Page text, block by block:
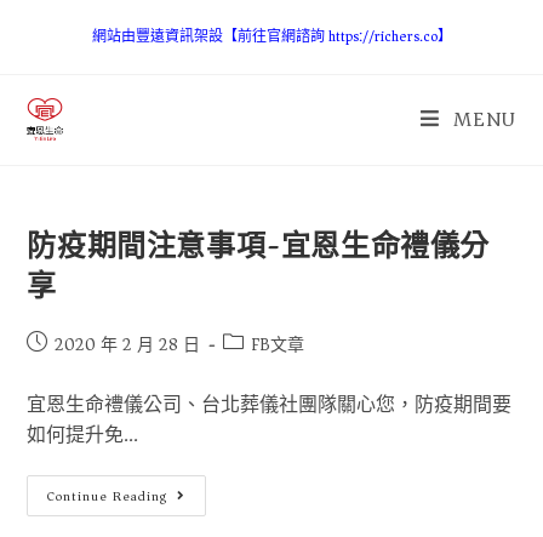
網站由豐遠資訊架設【前往官網諮詢 https://richers.co】
MENU
防疫期間注意事項-宜恩生命禮儀分
享
2020 年 2 月 28 日 FB文章
宜恩生命禮儀公司、台北葬儀社團隊關心您，防疫期間要
如何提升免...
Continue Reading